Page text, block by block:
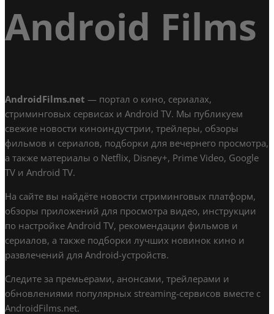
Android Films
AndroidFilms.net — портал о кино, сериалах,
стриминговых сервисах и Android TV. Мы публикуем
свежие новости киноиндустрии, трейлеры, обзоры
фильмов и сериалов, подборки для вечернего просмотра,
а также материалы о Netflix, Disney+, Prime Video, Google
TV и Android TV.
На сайте вы найдёте новости стриминговых платформ,
обзоры приложений для просмотра видео, инструкции
по настройке Android TV, рекомендации фильмов и
сериалов, а также подборки лучших новинок кино и
развлечений для Android-устройств.
Следите за премьерами, анонсами, трейлерами и
обновлениями популярных streaming-сервисов вместе с
AndroidFilms.net.